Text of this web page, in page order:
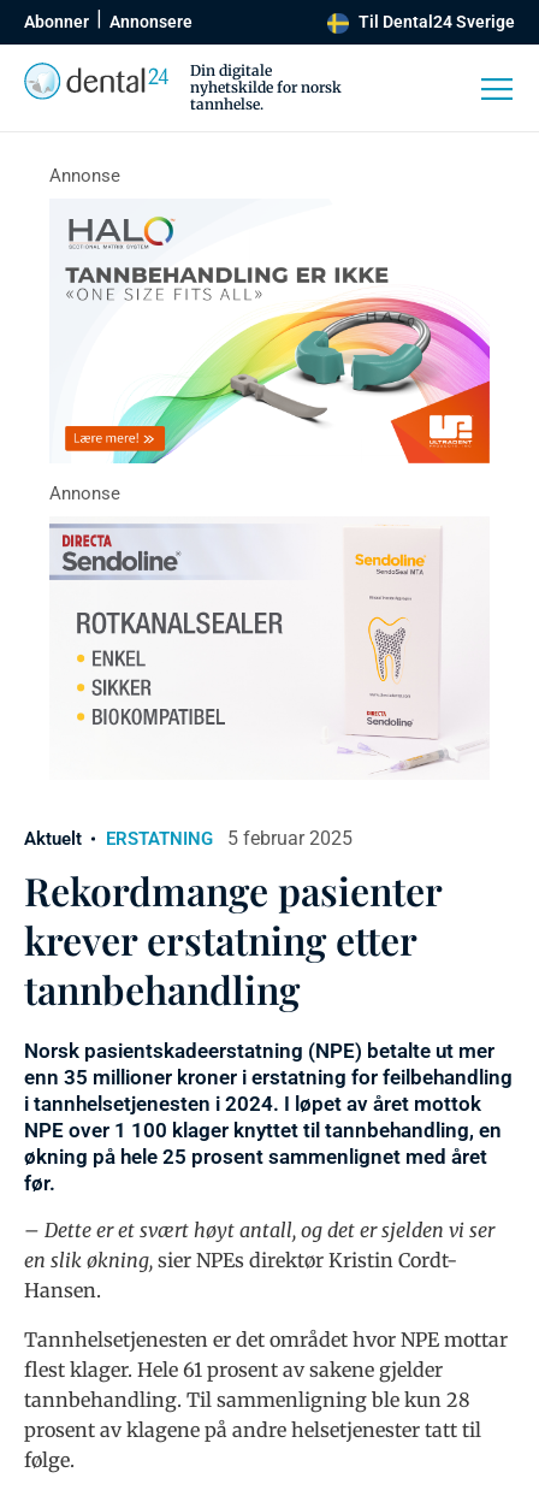
Abonner Annonsere Til Dental24 Sverige
Din digitale
nyhetskilde for norsk
tannhelse.
Aktuelt ERSTATNING 5 februar 2025
Rekordmange pasienter
krever erstatning etter
tannbehandling
Norsk pasientskadeerstatning (NPE) betalte ut mer
enn 35 millioner kroner i erstatning for feilbehandling
i tannhelsetjenesten i 2024. I løpet av året mottok
NPE over 1 100 klager knyttet til tannbehandling, en
økning på hele 25 prosent sammenlignet med året
før.
– Dette er et svært høyt antall, og det er sjelden vi ser
en slik økning, sier NPEs direktør Kristin Cordt-
Hansen.
Tannhelsetjenesten er det området hvor NPE mottar
flest klager. Hele 61 prosent av sakene gjelder
tannbehandling. Til sammenligning ble kun 28
prosent av klagene på andre helsetjenester tatt til
følge.